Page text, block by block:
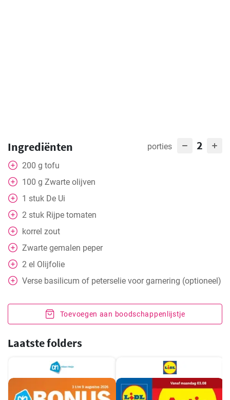
Ingrediënten porties 2
200 g tofu
100 g Zwarte olijven
1 stuk De Ui
2 stuk Rijpe tomaten
korrel zout
Zwarte gemalen peper
2 el Olijfolie
Verse basilicum of peterselie voor garnering (optioneel)
Toevoegen aan boodschappenlijstje
Laatste folders